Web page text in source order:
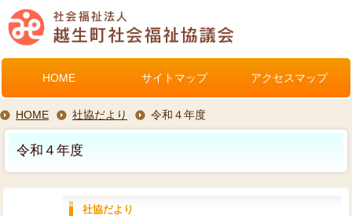
HOME サイトマップ アクセスマップ
HOME 社協だより 令和４年度
令和４年度
社協だより